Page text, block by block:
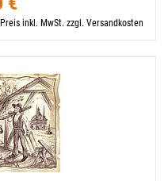
Preis inkl. MwSt. zzgl. Versandkosten